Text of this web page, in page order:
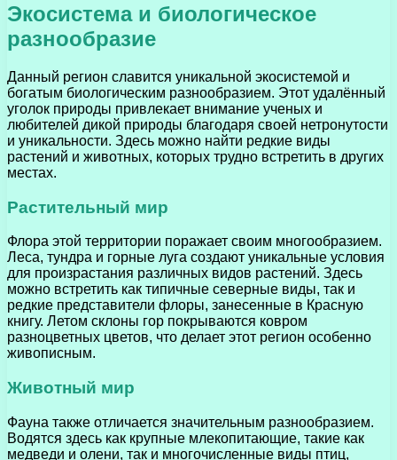
Экосистема и биологическое
разнообразие
Данный регион славится уникальной экосистемой и
богатым биологическим разнообразием. Этот удалённый
уголок природы привлекает внимание ученых и
любителей дикой природы благодаря своей нетронутости
и уникальности. Здесь можно найти редкие виды
растений и животных, которых трудно встретить в других
местах.
Растительный мир
Флора этой территории поражает своим многообразием.
Леса, тундра и горные луга создают уникальные условия
для произрастания различных видов растений. Здесь
можно встретить как типичные северные виды, так и
редкие представители флоры, занесенные в Красную
книгу. Летом склоны гор покрываются ковром
разноцветных цветов, что делает этот регион особенно
живописным.
Животный мир
Фауна также отличается значительным разнообразием.
Водятся здесь как крупные млекопитающие, такие как
медведи и олени, так и многочисленные виды птиц,